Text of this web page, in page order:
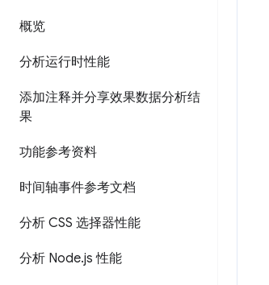
概览
分析运行时性能
添加注释并分享效果数据分析结
果
功能参考资料
时间轴事件参考文档
分析 CSS 选择器性能
分析 Node.js 性能